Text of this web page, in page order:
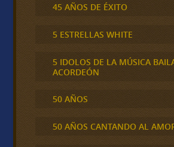
45 AÑOS DE ÉXITO
5 ESTRELLAS WHITE
5 IDOLOS DE LA MÚSICA
ACORDEÓN
50 AÑOS
50 AÑOS CANTANDO AL